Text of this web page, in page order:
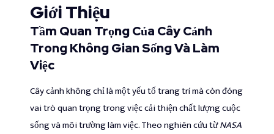
Giới Thiệu
Tầm Quan Trọng Của Cây Cảnh
Trong Không Gian Sống Và Làm
Việc
Cây cảnh không chỉ là một yếu tố trang trí mà còn đóng
vai trò quan trọng trong việc cải thiện chất lượng cuộc
sống và môi trường làm việc. Theo nghiên cứu từNASA